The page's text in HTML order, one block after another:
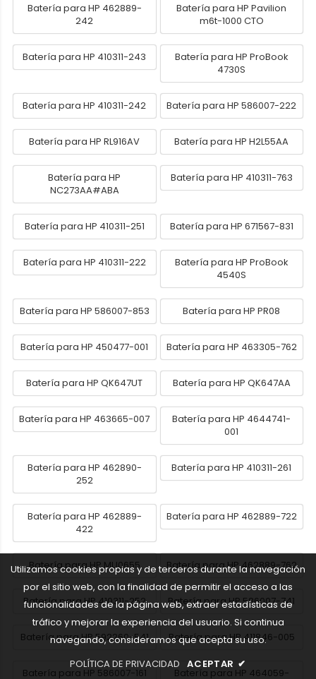
Batería para HP 462889-
242
Batería para HP Pavilion
m6t-1000 CTO
Batería para HP 410311-243
Batería para HP ProBook
4730S
Batería para HP 410311-242 Batería para HP 586007-222
Batería para HP RL916AV Batería para HP H2L55AA
Batería para HP
NC273AA#ABA
Batería para HP 410311-763
Batería para HP 410311-251 Batería para HP 671567-831
Batería para HP 410311-222
Batería para HP ProBook
4540S
Batería para HP 586007-853 Batería para HP PR08
Batería para HP 450477-001 Batería para HP 463305-762
Batería para HP QK647UT Batería para HP QK647AA
Batería para HP 463665-007
Batería para HP 4644741-
001
Batería para HP 462890-
252
Batería para HP 410311-261
Batería para HP 462889-
422
Batería para HP 462889-722
Batería para HP MU0655 Batería para HP 462889-762
Batería para HP 410311-252 Batería para HP 586007-741
Batería para HP 592260-541 Batería para HP 411846-005
Batería para HP 586007-161
Batería para HP 464059-
Utilizamos cookies propias y de terceros durante la navegación
por el sitio web, con la finalidad de permitir el acceso a las
funcionalidades de la página web, extraer estadísticas de
tráfico y mejorar la experiencia del usuario. Si continua
navegando, consideramos que acepta su uso.
POLÍTICA DE PRIVACIDAD ACEPTAR ✔